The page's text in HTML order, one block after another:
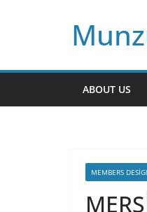
ABOUT US
MEMBERS